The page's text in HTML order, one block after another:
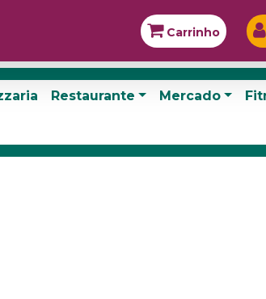
Carrinho
Restaurante Mercado